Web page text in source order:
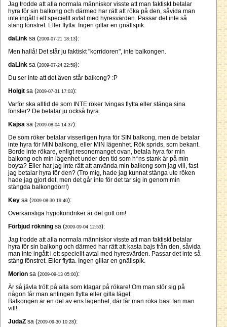
Jag trodde att alla normala människor visste att man faktiskt betalar
hyra för sin balkong och därmed har rätt att röka på den, såvida man
inte ingått i ett speciellt avtal med hyresvärden. Passar det inte så
stäng fönstret. Eller flytta. Ingen gillar en gnällspik.
daLink sa (2009-07-21 18:13):
Men hallå! Det står ju faktiskt "korridoren", inte balkongen.
daLink sa (2009-07-24 22:59):
Du ser inte att det även står balkong? :P
Holgit sa (2009-07-31 17:03):
Varför ska alltid de som INTE röker tvingas flytta eller stänga sina
fönster? De betalar ju också hyra.
Kajsa sa (2009-08-04 14:37):
De som röker betalar visserligen hyra för SIN balkong, men de betalar
inte hyra för MIN balkong, eller MIN lägenhet. Rök sprids, som bekant.
Borde inte rökare, enligt resonemanget ovan, betala hyra för min
balkong och min lägenhet under den tid som h*ns stank är på min
boyta? Eller har jag inte rätt att använda min balkong som jag vill, fast
jag betalar hyra för den? (Tro mig, hade jag kunnat stänga ute röken
hade jag gjort det, men det går inte för det tar sig in genom min
stängda balkongdörr!)
Key sa (2009-08-30 19:40):
Överkänsliga hypokondriker är det gott om!
Förbjud rökning sa (2009-09-04 12:53):
Jag trodde att alla normala människor visste att man faktiskt betalar
hyra för sin balkong och därmed har rätt att kasta bajs från den, såvida
man inte ingått i ett speciellt avtal med hyresvärden. Passar det inte så
stäng fönstret. Eller flytta. Ingen gillar en gnällspik.
Morion sa (2009-09-13 05:00):
Är så jävla trött på alla som klagar på rökare! Om man stör sig på
någon får man antingen flytta eller gilla läget.
Balkongen är en del av ens lägenhet, där får man röka bäst fan man
vill!
JudaZ sa (2009-09-30 10:28):